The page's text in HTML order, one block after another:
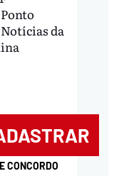
Ponto
Notícias da
CONCORDO